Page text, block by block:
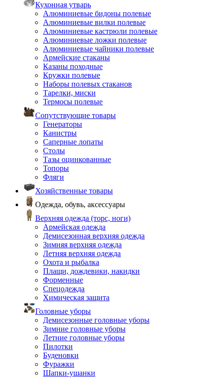
Кухонная утварь
Алюминиевые бидоны полевые
Алюминиевые вилки полевые
Алюминиевые кастрюли полевые
Алюминиевые ложки полевые
Алюминиевые чайники полевые
Армейские стаканы
Казаны походные
Кружки полевые
Наборы полевых стаканов
Тарелки, миски
Термосы полевые
Сопутствующие товары
Генераторы
Канистры
Саперные лопаты
Столы
Тазы оцинкованные
Топоры
Фляги
Хозяйственные товары
Одежда, обувь, аксессуары
Верхняя одежда (торс, ноги)
Армейская одежда
Демисезонная верхняя одежда
Зимняя верхняя одежда
Летняя верхняя одежда
Охота и рыбалка
Плащи, дождевики, накидки
Форменные
Спецодежда
Химическая защита
Головные уборы
Демисезонные головные уборы
Зимние головные уборы
Летние головные уборы
Пилотки
Буденовки
Фуражки
Шапки-ушанки